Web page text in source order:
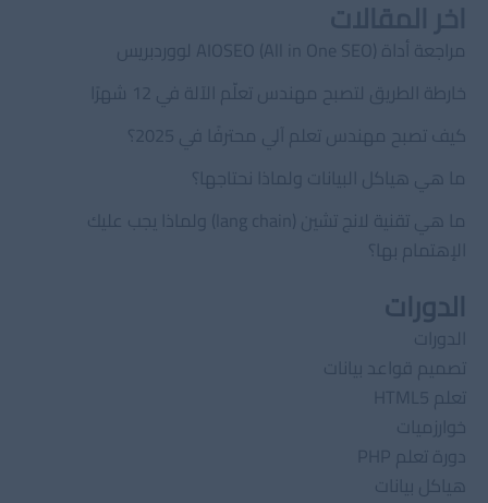
مراجعة أداة AIOSEO (All in One SEO) لووردبريس
خارطة الطريق لتصبح مهندس تعلّم الآلة في 12 شهرًا
كيف تصبح مهندس تعلم آلي محترفًا في 2025؟
ما هي هياكل البيانات ولماذا نحتاجها؟
ما هي تقنية لانج تشين (lang chain) ولماذا يجب عليك
الإهتمام بها؟
الدورات
الدورات
تصميم قواعد بيانات
تعلم HTML5
خوارزميات
دورة تعلم PHP
هياكل بيانات